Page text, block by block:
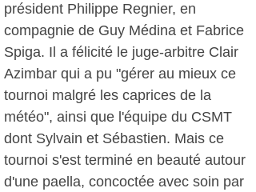
président Philippe Regnier, en
compagnie de Guy Médina et Fabrice
Spiga. Il a félicité le juge-arbitre Clair
Azimbar qui a pu "gérer au mieux ce
tournoi malgré les caprices de la
météo", ainsi que l'équipe du CSMT
dont Sylvain et Sébastien. Mais ce
tournoi s'est terminé en beauté autour
d'une paella, concoctée avec soin par